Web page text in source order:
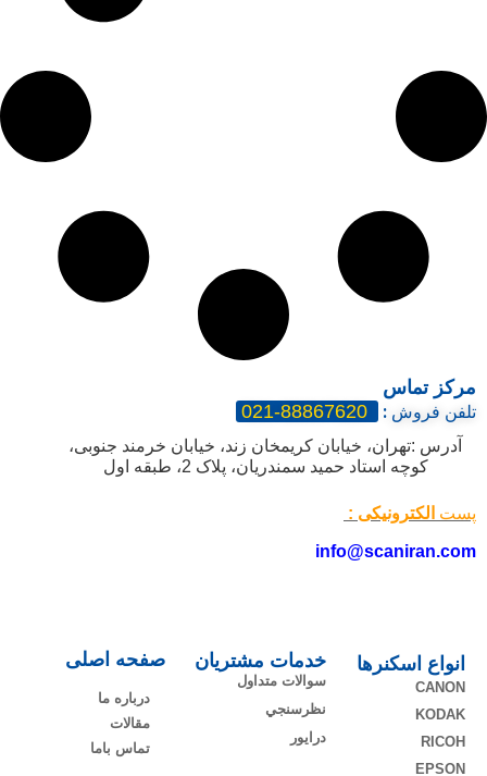
مرکز تماس
تلفن فروش :
آدرس :تهران، خیابان کریمخان زند، خیابان خرمند جنوبی،
کوچه استاد حمید سمندریان، پلاک 2، طبقه اول
پست الکترونیکی :
info@scaniran.com
انواع اسکنرها
CANON
KODAK
RICOH
EPSON
خدمات مشتریان
سوالات متداول
نظرسنجي
درایور
صفحه اصلی
درباره ما
مقالات
تماس باما